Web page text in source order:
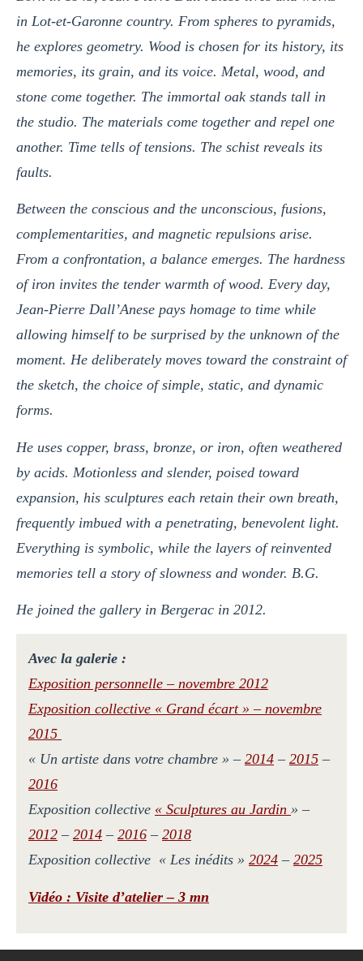
in Lot-et-Garonne country. From spheres to pyramids,
he explores geometry. Wood is chosen for its history, its
memories, its grain, and its voice. Metal, wood, and
stone come together. The immortal oak stands tall in
the studio. The materials come together and repel one
another. Time tells of tensions. The schist reveals its
faults.
Between the conscious and the unconscious, fusions,
complementarities, and magnetic repulsions arise.
From a confrontation, a balance emerges. The hardness
of iron invites the tender warmth of wood. Every day,
Jean-Pierre Dall’Anese pays homage to time while
allowing himself to be surprised by the unknown of the
moment. He deliberately moves toward the constraint of
the sketch, the choice of simple, static, and dynamic
forms.
He uses copper, brass, bronze, or iron, often weathered
by acids. Motionless and slender, poised toward
expansion, his sculptures each retain their own breath,
frequently imbued with a penetrating, benevolent light.
Everything is symbolic, while the layers of reinvented
memories tell a story of slowness and wonder. B.G.
He joined the gallery in Bergerac in 2012.
Avec la galerie :
Exposition personnelle – novembre 2012
Exposition collective « Grand écart » – novembre
2015
« Un artiste dans votre chambre » – 2014 – 2015 –
2016
Exposition collective « Sculptures au Jardin » –
2012 – 2014 – 2016 – 2018
Exposition collective « Les inédits » 2024 – 2025
Vidéo : Visite d’atelier – 3 mn